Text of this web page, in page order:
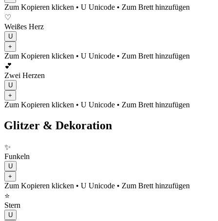
Zum Kopieren klicken • U Unicode • Zum Brett hinzufügen
♡
Weißes Herz
U
+
Zum Kopieren klicken • U Unicode • Zum Brett hinzufügen
💕
Zwei Herzen
U
+
Zum Kopieren klicken • U Unicode • Zum Brett hinzufügen
Glitzer & Dekoration
✨
Funkeln
U
+
Zum Kopieren klicken • U Unicode • Zum Brett hinzufügen
⭐
Stern
U